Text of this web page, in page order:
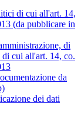
di cui all'art. 14,
(da pubblicare in
di
cui all'art. 14, co.
da
dei dati